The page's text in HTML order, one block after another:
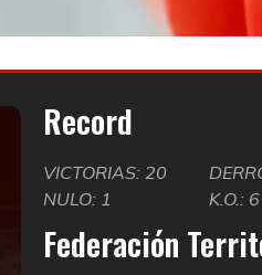
Record
VICTORIAS: 20
NULO: 1
K.O.: 6
Federación